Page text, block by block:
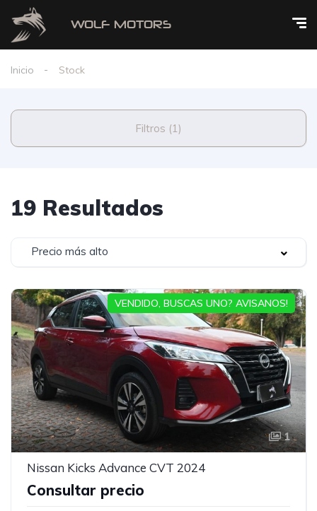
Inicio Stock
Filtros (1)
19 Resultados
Precio más alto
1
Nissan Kicks Advance CVT 2024
Consultar precio
VENDIDO, BUSCAS UNO? AVISANOS!